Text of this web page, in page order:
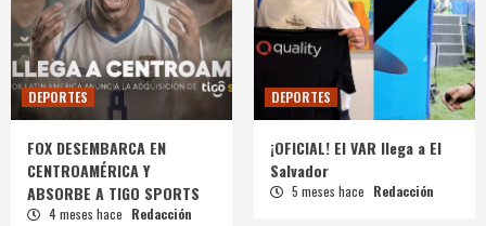
DEPORTES
FOX DESEMBARCA EN
CENTROAMÉRICA Y
ABSORBE A TIGO SPORTS
4 meses hace Redacción
DEPORTES
¡OFICIAL! El VAR llega a El
Salvador
5 meses hace Redacción